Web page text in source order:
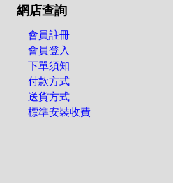
網店查詢
會員註冊
會員登入
下單須知
付款方式
送貨方式
標準安裝收費